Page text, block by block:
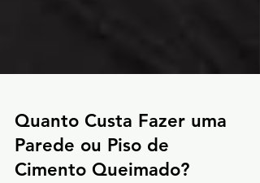
Quanto Custa Fazer uma
Parede ou Piso de